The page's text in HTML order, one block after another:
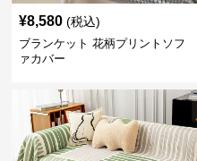
¥8,580 (税込)
ブランケット 花柄プリントソフ
ァカバー